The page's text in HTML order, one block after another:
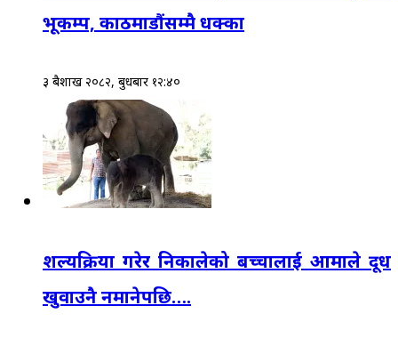
भूकम्प, काठमाडौंसम्मै धक्का
३ बैशाख २०८२, बुधबार १२:४०
शल्यक्रिया गरेर निकालेको बच्चालाई आमाले दूध
खुवाउनै नमानेपछि….